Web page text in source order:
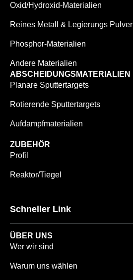
Oxid/Hydroxid-Materialien
Reines Metall & Legierungs Pulver
Phosphor-Materialien
Andere Materialien
ABSCHEIDUNGSMATERIALIEN
Planare Sputtertargets
Rotierende Sputtertargets
Aufdampfmaterialien
ZUBEHÖR
Profil
Reaktor/Tiegel
Schneller Link
ÜBER UNS
Wer wir sind
Warum uns wählen